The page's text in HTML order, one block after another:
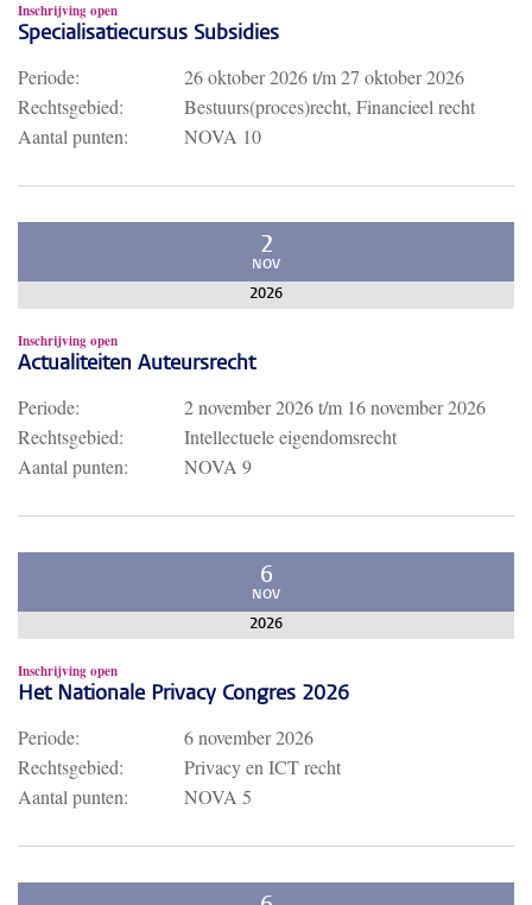
Inschrijving open
Specialisatiecursus Subsidies
Periode: 26 oktober 2026t/m27 oktober 2026
Rechtsgebied:
Bestuurs(proces)recht, Financieel recht
Aantal punten:
NOVA 10
2
NOV
2026
Inschrijving open
Actualiteiten Auteursrecht
Periode: 2 november 2026t/m 16 november 2026
Rechtsgebied:
Intellectuele eigendomsrecht
Aantal punten:
NOVA 9
6
NOV
2026
Inschrijving open
Het Nationale Privacy Congres 2026
Periode:
6 november 2026
Rechtsgebied:
Privacy en ICT recht
Aantal punten:
NOVA 5